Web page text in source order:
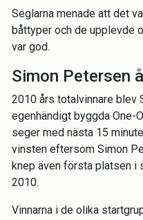
Seglarna menade att det
båttyper och de upplevde
var god.
Simon Petersen
2010 års totalvinnare blev
egenhändigt byggda One-
seger med nästa 15
vinsten eftersom Simon
knep även första platsen i
2010.
Vinnarna i de olika